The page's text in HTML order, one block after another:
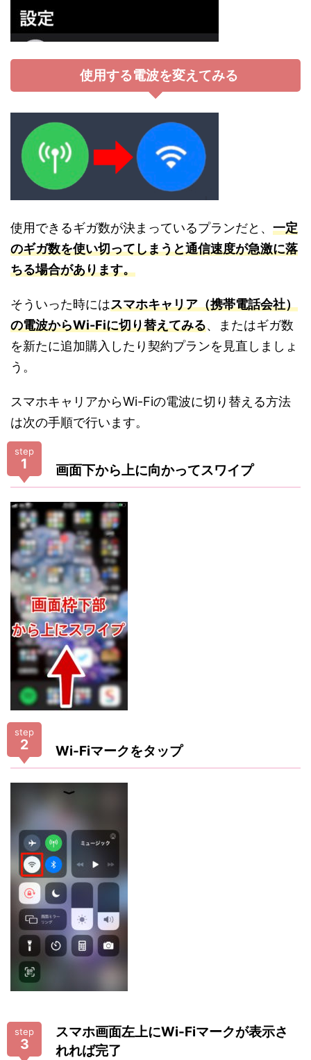
使用する電波を変えてみる
使用できるギガ数が決まっているプランだと、 一定
のギガ数を使い切ってしまうと通信速度が急激に落
ちる場合があります。
そういった時にはスマホキャリア（携帯電話会社）
の電波からWi-Fiに切り替えてみる、またはギガ数
を新たに追加購入したり契約プランを見直しましょ
う。
スマホキャリアからWi-Fiの電波に切り替える方法
は次の手順で行います。
step
1 画面下から上に向かってスワイプ
step
2 Wi-Fiマークをタップ
step
3
スマホ画面左上にWi-Fiマークが表示さ
れれば完了